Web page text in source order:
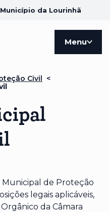
da Lourinhã
Menu
Civil <
de Proteção
legais aplicáveis,
da Câmara